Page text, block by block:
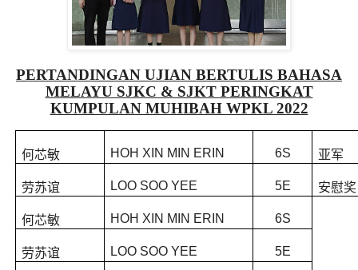
PERTANDINGAN UJIAN BERTULIS BAHASA
MELAYU SJKC & SJKT PERINGKAT
KUMPULAN MUHIBAH WPKL 2022
何芯敏 HOH XIN MIN ERIN 6S 亚军
劳苏谊 LOO SOO YEE 5E 安慰奖
何芯敏 HOH XIN MIN ERIN 6S
劳苏谊 LOO SOO YEE 5E